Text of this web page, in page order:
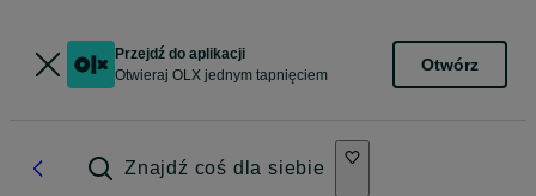
Przejdź do aplikacji
Otwieraj OLX jednym tapnięciem
Otwórz
Znajdź coś dla siebie